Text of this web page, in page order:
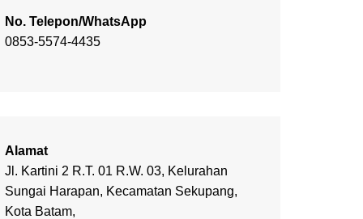
No. Telepon/WhatsApp
0853-5574-4435
Alamat
Jl. Kartini 2 R.T. 01 R.W. 03, Kelurahan
Sungai Harapan, Kecamatan Sekupang,
Kota Batam,